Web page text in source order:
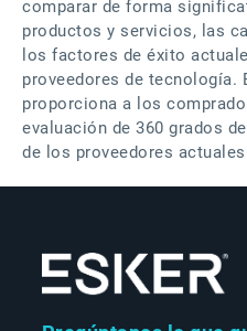
comparar de forma
productos y servicios, las
los factores de éxito
proveedores de tecnología.
proporciona a los
evaluación de 360 grados
de los proveedores